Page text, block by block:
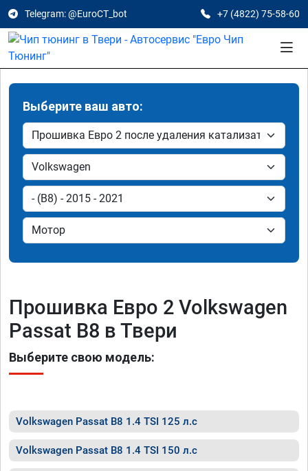
Telegram: @EuroCT_bot +7 (4822) 75-58-60
Выберите ваш авто:
Прошивка Евро 2 Volkswagen
Passat B8 в Твери
Выберите свою модель:
Volkswagen Passat B8 1.4 TSI 125 л.с
Volkswagen Passat B8 1.4 TSI 150 л.с